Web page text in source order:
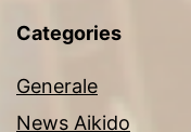
Categories
Generale
News Aikido